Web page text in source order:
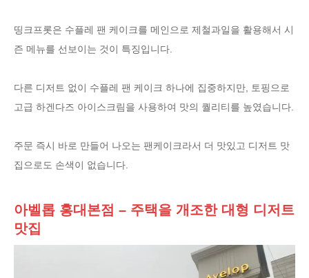
띵크프롯은 수플레 팬 케이크를 메인으로 제철과일을 활용해서 시
즌 메뉴를 선보이는 것이 특징입니다.
다른 디저트 없이 수플레 팬 케이크 하나에 집중하지만, 토핑으로
고급 하겐다즈 아이스크림을 사용하여 맛의 퀄리티를 높였습니다.
주문 즉시 바로 만들어 나오는 팬케이크라서 더 맛있고 디저트 맛
집으로도 손색이 없습니다.
아벨롭 홍대본점 – 주택을 개조한 대형 디저트
맛집